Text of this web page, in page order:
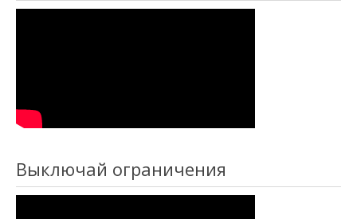
Выключай ограничения